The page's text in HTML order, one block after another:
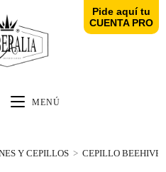
MENÚ
Y CEPILLOS > CEPILLO BEEHIVE
Pide aquí tu
CUENTA PRO